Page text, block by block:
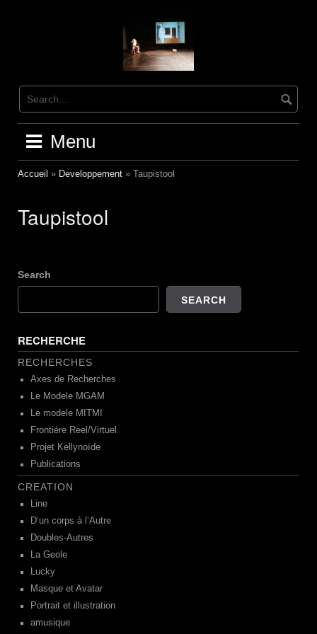
Menu
Accueil » Developpement » Taupistool
Taupistool
Search
SEARCH
RECHERCHE
RECHERCHES
Axes de Recherches
Le Modele MGAM
Le modele MITMI
Frontiére Reel/Virtuel
Projet Kellynoïde
Publications
CREATION
Line
D’un corps à l’Autre
Doubles-Autres
La Geole
Lucky
Masque et Avatar
Portrait et illustration
amusique